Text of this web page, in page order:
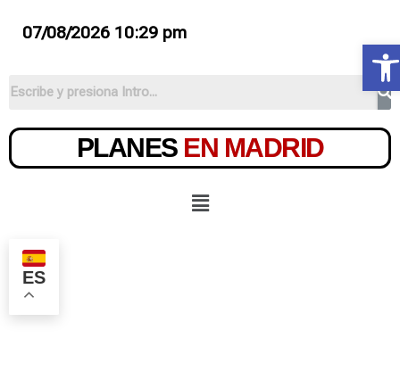
07/08/2026 10:29 pm
PLANES EN MADRID
ES